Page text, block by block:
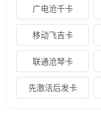
广电沧千卡
移动飞吉卡
联通沧琴卡
先激活后发卡